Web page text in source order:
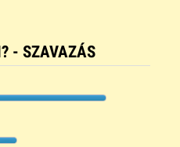
- SZAVAZÁS